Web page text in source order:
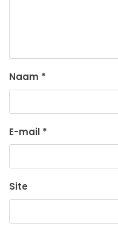
Naam *
E-mail *
Site